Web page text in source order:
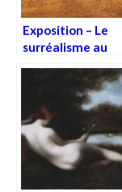
Exposition – Le
surréalisme au